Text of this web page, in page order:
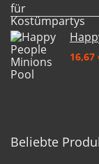
16,67
Beliebte